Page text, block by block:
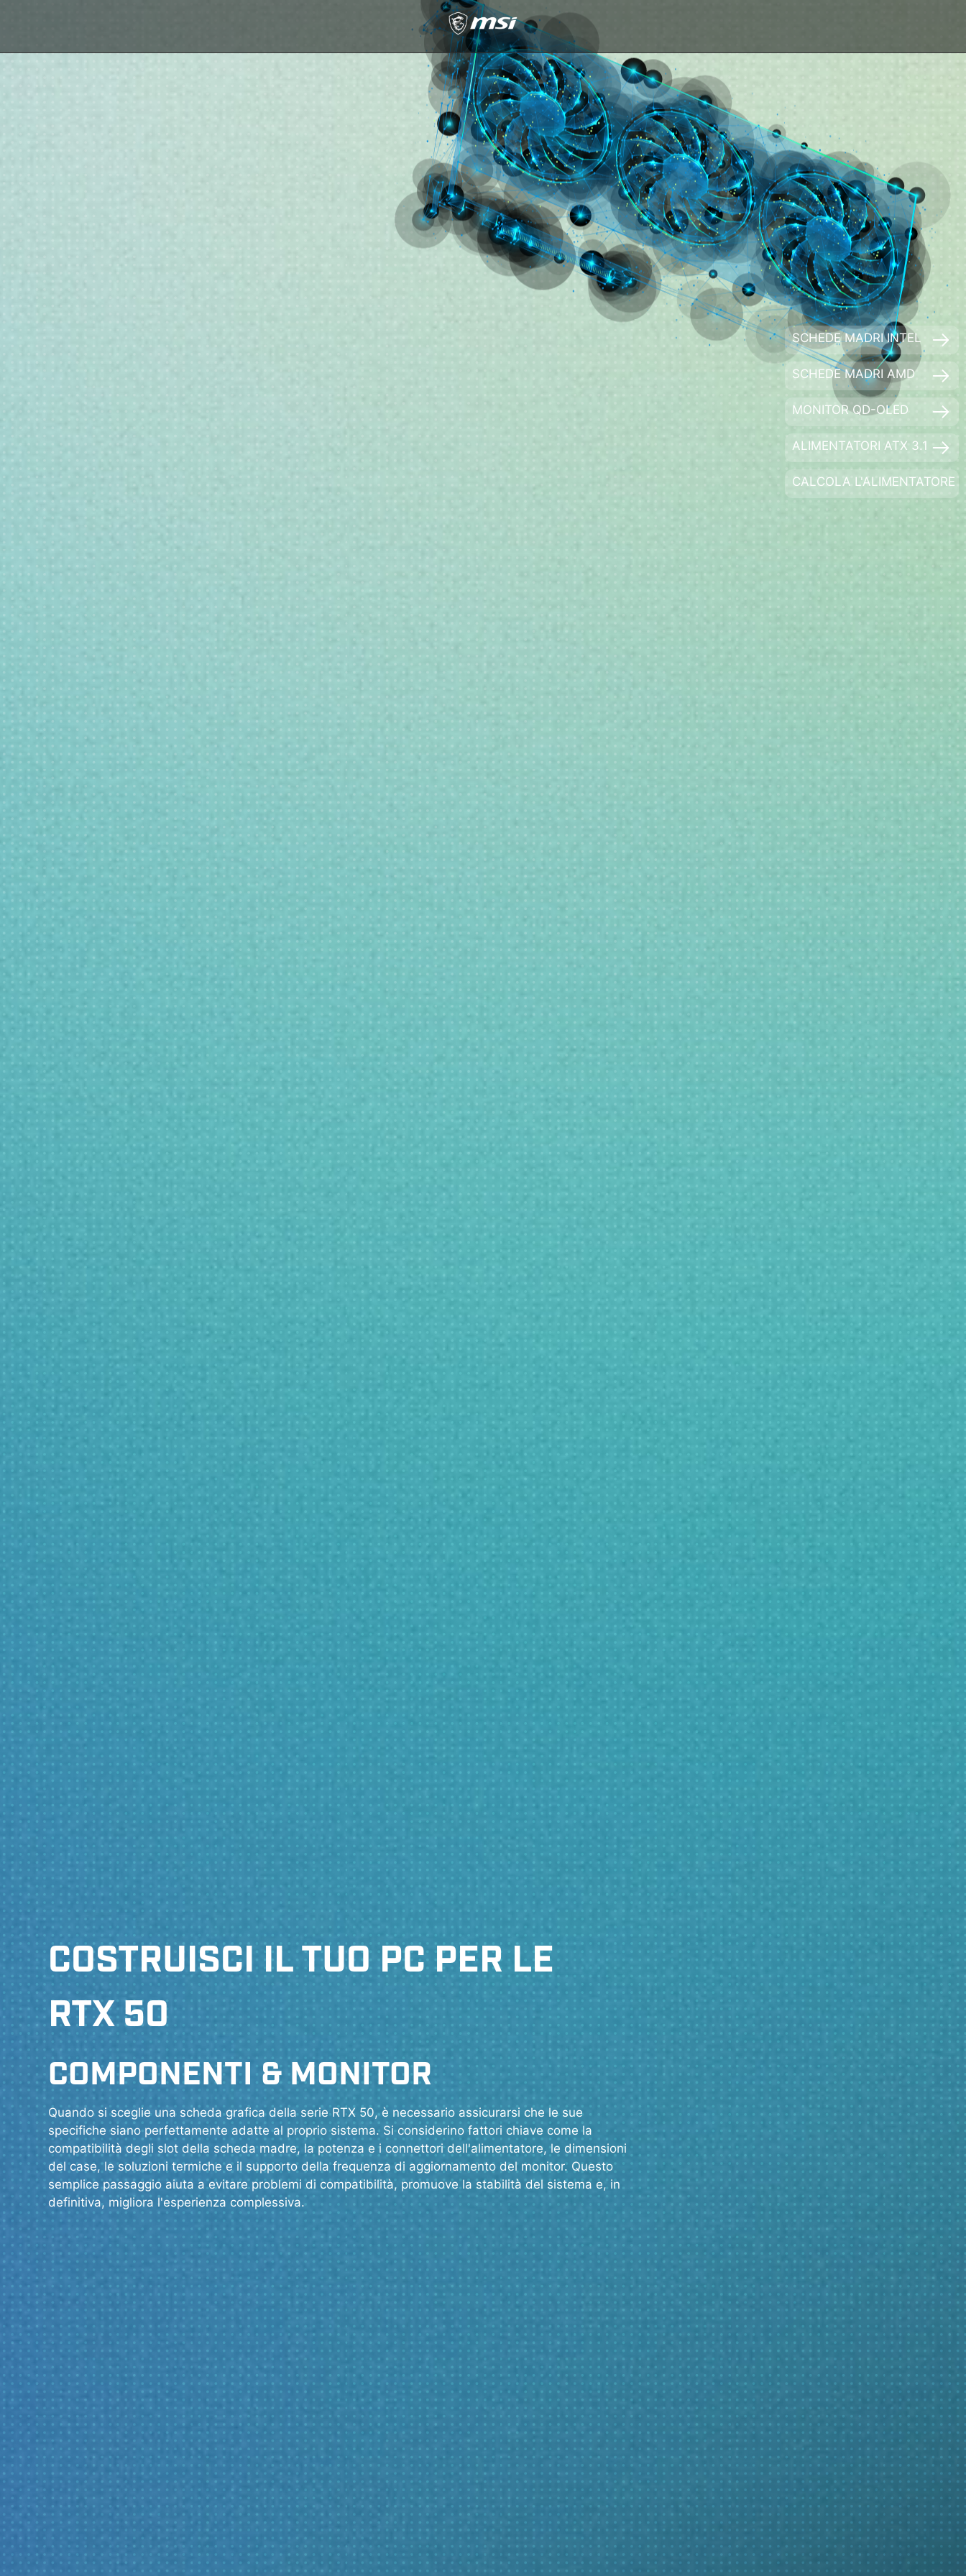
SCHEDE MADRI INTEL
SCHEDE MADRI AMD
MONITOR QD-OLED
ALIMENTATORI ATX 3.1
CALCOLA L'ALIMENTATORE
COSTRUISCI IL TUO PC PER LE
RTX 50
COMPONENTI & MONITOR
Quando si sceglie una scheda grafica della serie RTX 50, è necessario assicurarsi che le sue
specifiche siano perfettamente adatte al proprio sistema. Si considerino fattori chiave come la
compatibilità degli slot della scheda madre, la potenza e i connettori dell'alimentatore, le dimensioni
del case, le soluzioni termiche e il supporto della frequenza di aggiornamento del monitor. Questo
semplice passaggio aiuta a evitare problemi di compatibilità, promuove la stabilità del sistema e, in
definitiva, migliora l'esperienza complessiva.